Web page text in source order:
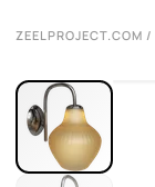
ZEELPROJECT.COM /